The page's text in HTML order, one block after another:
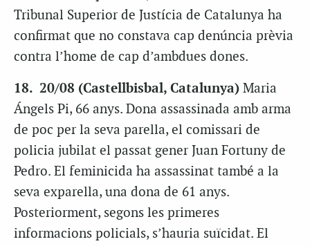
Tribunal Superior de Justícia de Catalunya ha
confirmat que no constava cap denúncia prèvia
contra l’home de cap d’ambdues dones.
18. 20/08 (Castellbisbal, Catalunya) Maria
Ángels Pi, 66 anys. Dona assassinada amb arma
de poc per la seva parella, el comissari de
policia jubilat el passat gener Juan Fortuny de
Pedro. El feminicida ha assassinat també a la
seva exparella, una dona de 61 anys.
Posteriorment, segons les primeres
informacions policials, s’hauria suïcidat. El